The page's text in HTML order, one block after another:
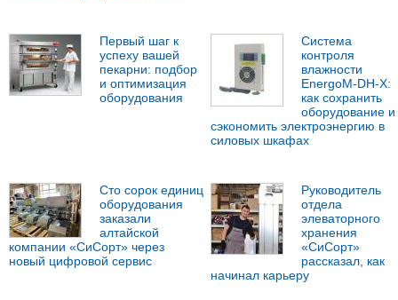
Первый шаг к
успеху вашей
пекарни: подбор
и оптимизация
оборудования
Система
контроля
влажности
EnergoM-DH-X:
как сохранить
оборудование и
сэкономить электроэнергию в
силовых шкафах
Сто сорок единиц
оборудования
заказали
алтайской
компании «СиСорт» через
новый цифровой сервис
Руководитель
отдела
элеваторного
хранения
«СиСорт»
рассказал, как
начинал карьеру